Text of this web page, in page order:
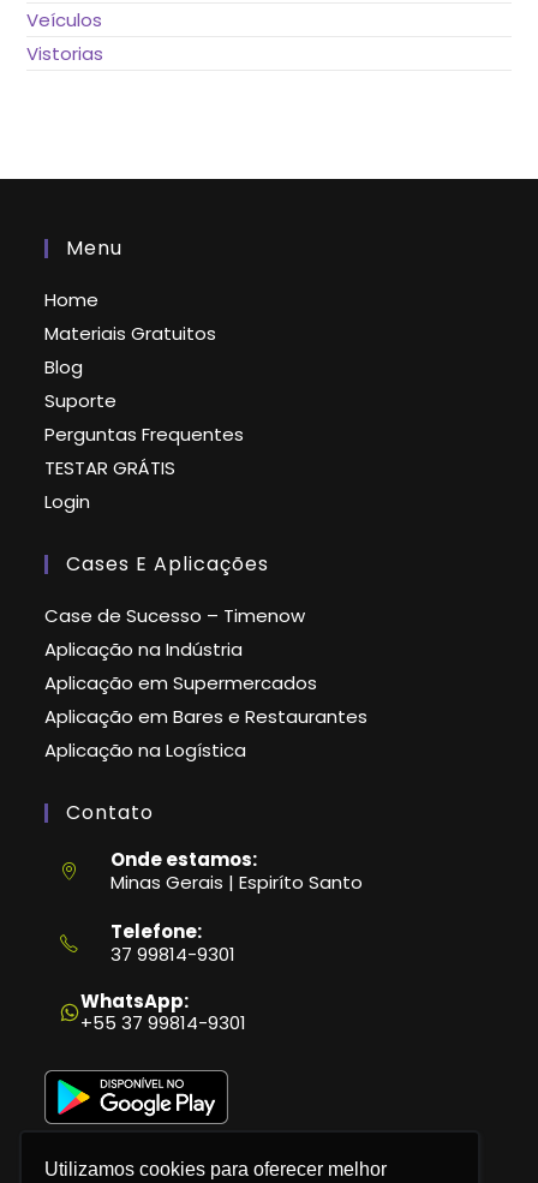
Utilizamos cookies para oferecer melhor
Veículos
Vistorias
Menu
Home
Materiais Gratuitos
Blog
Suporte
Perguntas Frequentes
TESTAR GRÁTIS
Login
Cases E Aplicações
Case de Sucesso – Timenow
Aplicação na Indústria
Aplicação em Supermercados
Aplicação em Bares e Restaurantes
Aplicação na Logística
Contato
Onde estamos:
Minas Gerais | Espiríto Santo
Telefone:
37 99814-9301
em
seu
aplicativo
WhatsApp:
+55 37 99814-9301